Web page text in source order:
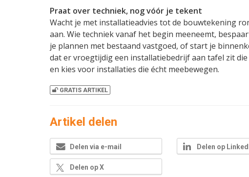
Praat over techniek, nog vóór je tekent
Wacht je met installatieadvies tot de bouwtekening
aan. Wie techniek vanaf het begin meeneemt,
je plannen met bestaand vastgoed, of start je
dat er vroegtijdig een installatiebedrijf aan tafel zit die
en kies voor installaties die écht meebewegen.
GRATIS ARTIKEL
Artikel delen
Delen via e-mail Delen op
Delen op X